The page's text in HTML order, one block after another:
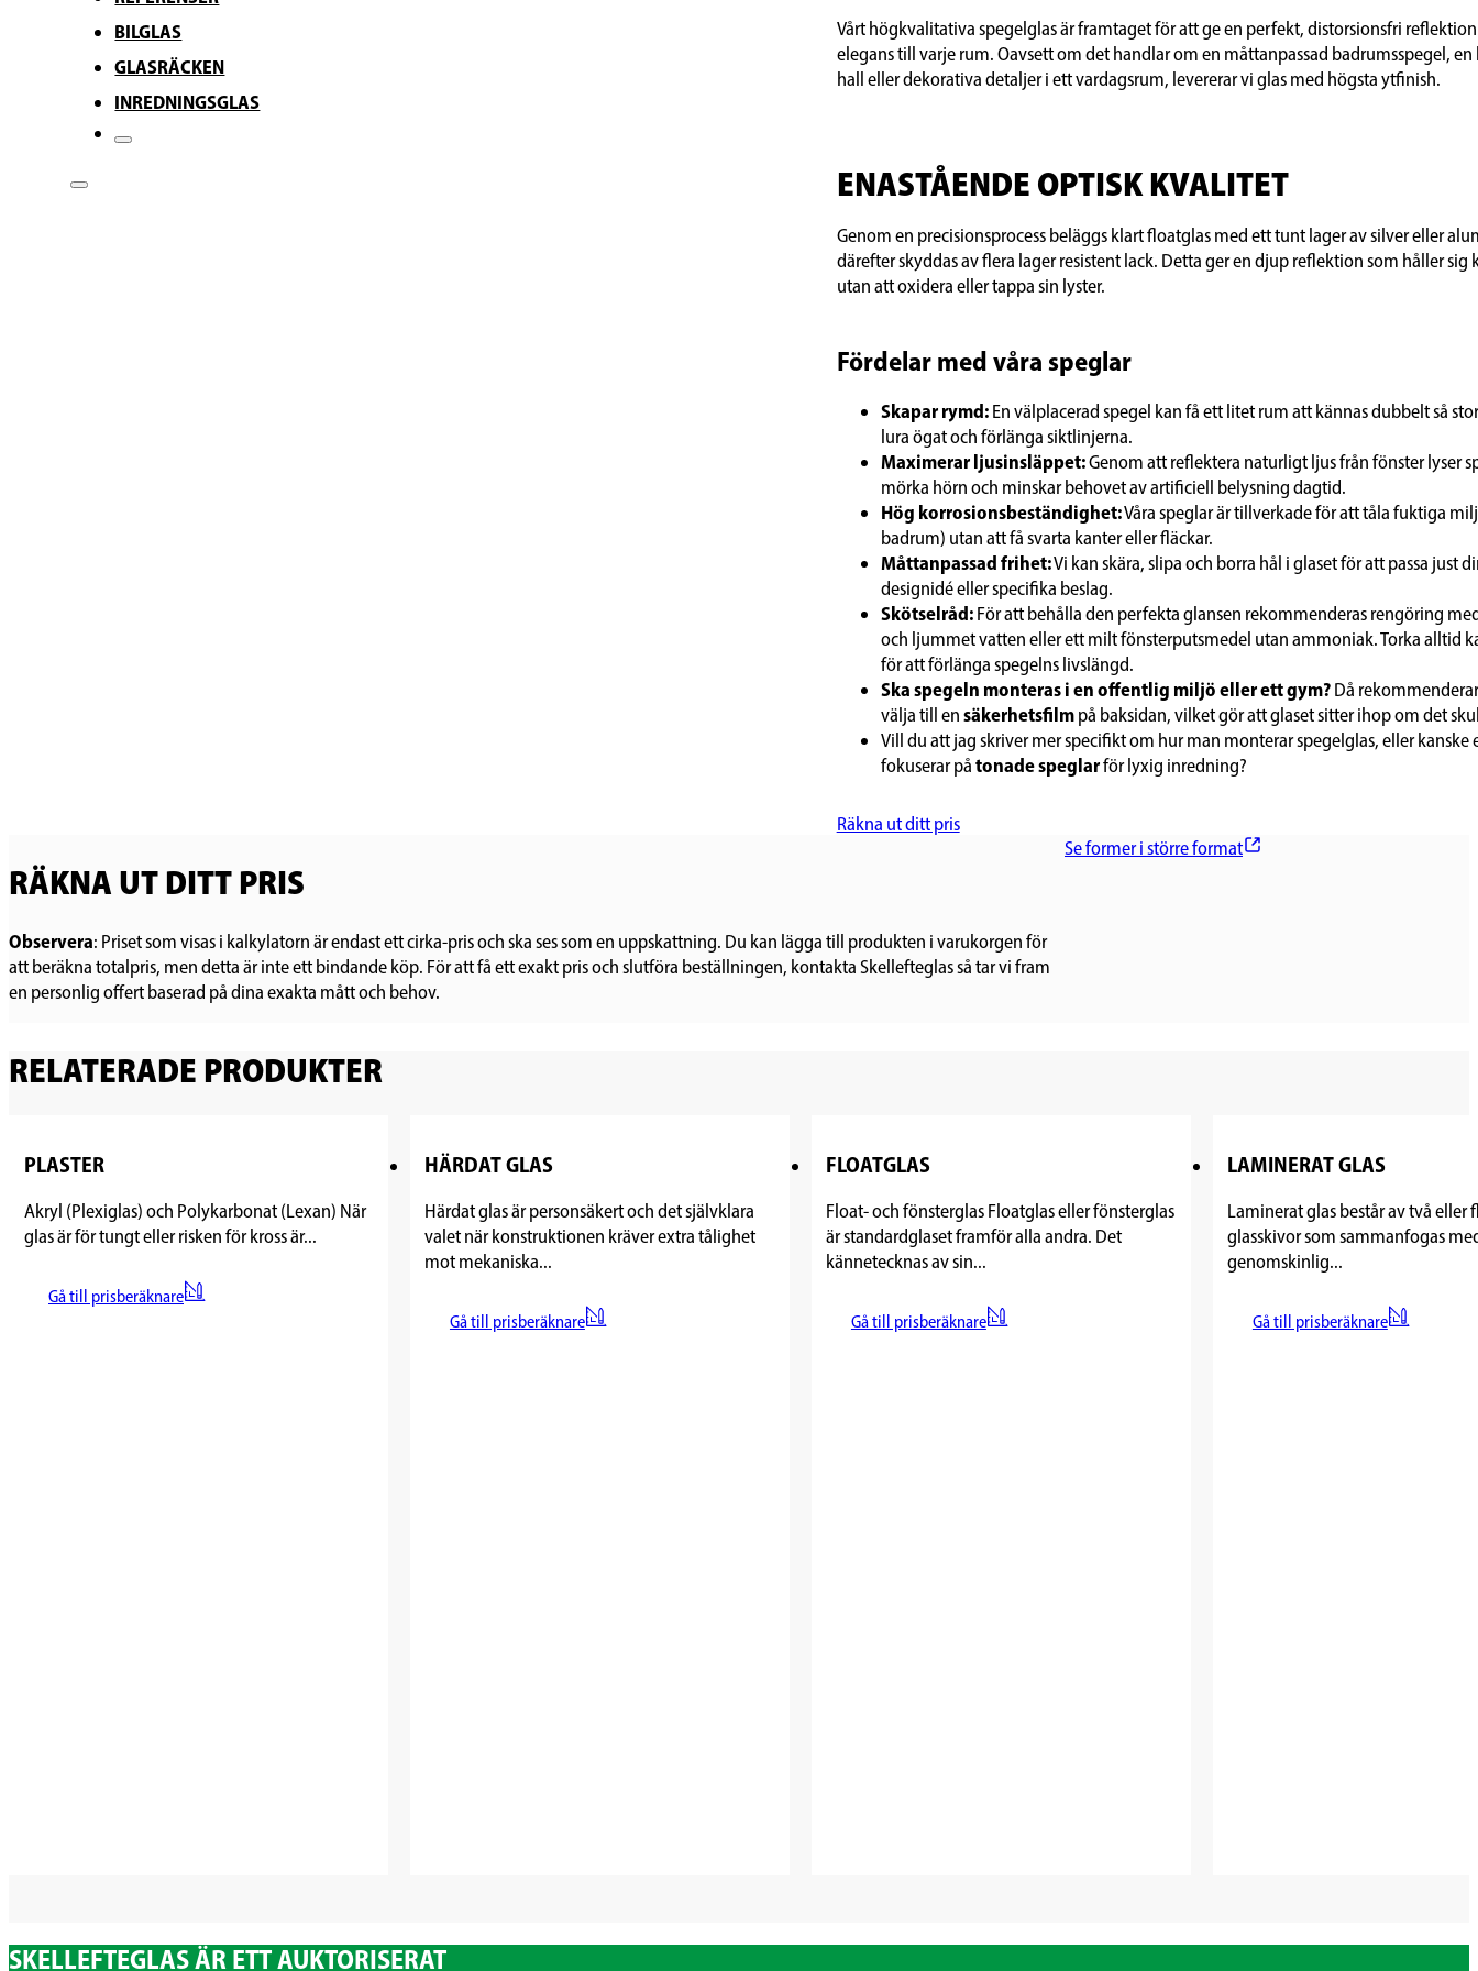
BILGLAS
GLASRÄCKEN
INREDNINGSGLAS
Vårt högkvalitativa spegelglas är framtaget för att ge en perfekt, distorsionsfri
elegans till varje rum. Oavsett om det handlar om en måttanpassad badrumsspegel, en
hall eller dekorativa detaljer i ett vardagsrum, levererar vi glas med högsta ytfinish.
ENASTÅENDE OPTISK KVALITET
Genom en precisionsprocess beläggs klart floatglas med ett tunt lager av silver eller
därefter skyddas av flera lager resistent lack. Detta ger en djup reflektion som håller sig
utan att oxidera eller tappa sin lyster.
Fördelar med våra speglar
Skapar rymd:En välplacerad spegel kan få ett litet rum att kännas dubbelt så
lura ögat och förlänga siktlinjerna.
Maximerar ljusinsläppet:Genom att reflektera naturligt ljus från fönster lyser
mörka hörn och minskar behovet av artificiell belysning dagtid.
Hög korrosionsbeständighet:Våra speglar är tillverkade för att tåla fuktiga
badrum) utan att få svarta kanter eller fläckar.
Måttanpassad frihet:Vi kan skära, slipa och borra hål i glaset för att passa just
designidé eller specifika beslag.
Skötselråd:För att behålla den perfekta glansen rekommenderas rengöring
och ljummet vatten eller ett milt fönsterputsmedel utan ammoniak. Torka alltid
för att förlänga spegelns livslängd.
Ska spegeln monteras i en offentlig miljö eller ett gym?Då
välja till ensäkerhetsfilmpå baksidan, vilket gör att glaset sitter ihop om det
Vill du att jag skriver mer specifikt om hur man monterar spegelglas, eller kanske
fokuserar påtonade speglarför lyxig inredning?
Räkna ut ditt pris
RÄKNA UT DITT PRIS
Observera: Priset som visas i kalkylatorn är endast ett cirka-pris och ska ses som en uppskattning. Du kan lägga till produkten i varukorgen för
att beräkna totalpris, men detta är inte ett bindande köp. För att få ett exakt pris och slutföra beställningen, kontakta Skellefteglas så tar vi fram
en personlig offert baserad på dina exakta mått och behov.
Se former i större format
RELATERADE PRODUKTER
PLASTER
Akryl (Plexiglas) och Polykarbonat (Lexan) När
glas är för tungt eller risken för kross är...
Gå till prisberäknare
HÄRDAT GLAS
Härdat glas är personsäkert och det självklara
valet när konstruktionen kräver extra tålighet
mot mekaniska...
Gå till prisberäknare
FLOATGLAS
Float- och fönsterglas Floatglas eller fönsterglas
är standardglaset framför alla andra. Det
kännetecknas av sin...
Gå till prisberäknare
LAMINERAT GLAS
Laminerat glas består av två eller
glasskivor som sammanfogas
genomskinlig...
Gå till prisberäknare
SKELLEFTEGLAS ÄR ETT AUKTORISERAT